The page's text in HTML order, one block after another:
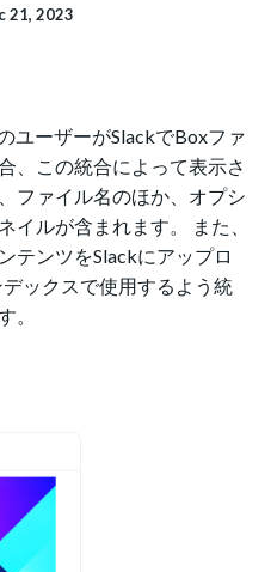
21, 2023
ユーザーがSlackでBoxファ
、この統合によって表示さ
ファイル名のほか、オプシ
イルが含まれます。
また、
テンツをSlackにアップロ
ックスで使用するよう統
。